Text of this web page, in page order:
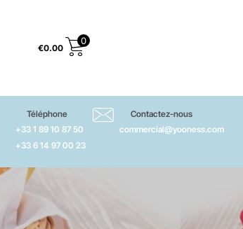
€0.00
0
Téléphone
+33 1 89 10 87 50
+33 6 14 97 00 23
Contactez-nous
commercial@yooness.com